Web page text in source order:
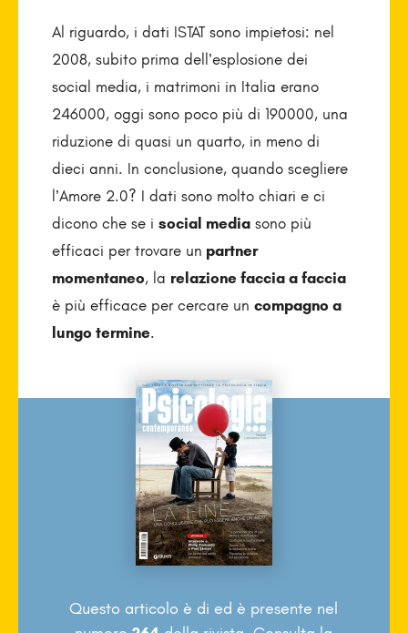
Al riguardo, i dati ISTAT sono impietosi: nel
2008, subito prima dell’esplosione dei
social media, i matrimoni in Italia erano
246000, oggi sono poco più di 190000, una
riduzione di quasi un quarto, in meno di
dieci anni. In conclusione, quando scegliere
l’Amore 2.0? I dati sono molto chiari e ci
dicono che se i social mediasono più
efficaci per trovare un partner
momentaneo, la relazione faccia a faccia
è più efficace per cercare un compagno a
lungo termine.
Questo articolo è di ed è presente nel